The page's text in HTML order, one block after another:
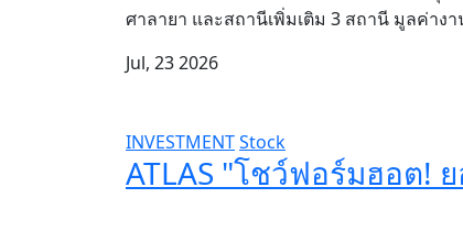
ศาลายา และสถานีเพิ่มเติม 3 สถานี มูลค่าง
Jul, 23 2026
INVESTMENTStock
ATLAS "โชว์ฟอร์มฮอต!